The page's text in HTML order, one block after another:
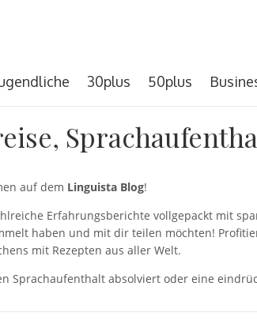
30plus 50plus
auf dem Linguista Blog!
Erfahrungsberichte vollgepackt mit
haben und mit dir teilen möchten!
mit Rezepten aus aller Welt.
Sprachaufenthalt absolviert oder eine